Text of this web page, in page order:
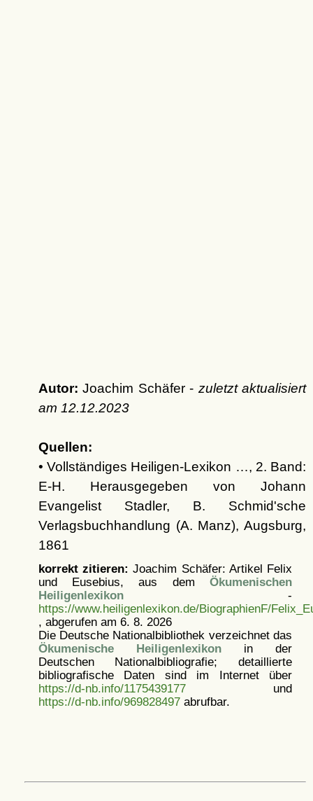
Autor: Joachim Schäfer - zuletzt aktualisiert
am 12.12.2023
Quellen:
• Vollständiges Heiligen-Lexikon …, 2. Band:
E-H. Herausgegeben von Johann
Evangelist Stadler, B. Schmid'sche
Verlagsbuchhandlung (A. Manz), Augsburg,
1861
korrekt zitieren: Joachim Schäfer: Artikel
Felix
und Eusebius, aus dem Ökumenischen
Heiligenlexikon-
https://www.heiligenlexikon.de/BiographienF/
, abgerufen am 6. 8. 2026
Die Deutsche Nationalbibliothek verzeichnet das
Ökumenische Heiligenlexikonin der
Deutschen Nationalbibliografie; detaillierte
bibliografische Daten sind im Internet über
https://d-nb.info/1175439177und
https://d-nb.info/969828497abrufbar.